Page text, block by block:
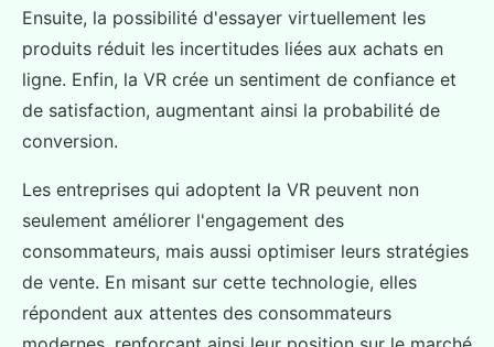
Ensuite, la possibilité d'essayer virtuellement les
produits réduit les incertitudes liées aux achats en
ligne. Enfin, la VR crée un sentiment de confiance et
de satisfaction, augmentant ainsi la probabilité de
conversion.
Les entreprises qui adoptent la VR peuvent non
seulement améliorer l'engagement des
consommateurs, mais aussi optimiser leurs stratégies
de vente. En misant sur cette technologie, elles
répondent aux attentes des consommateurs